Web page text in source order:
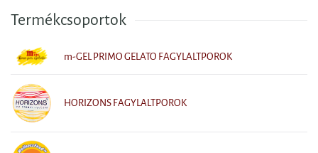
Termékcsoportok
m-GEL PRIMO GELATO FAGYLALTPOROK
HORIZONS FAGYLALTPOROK